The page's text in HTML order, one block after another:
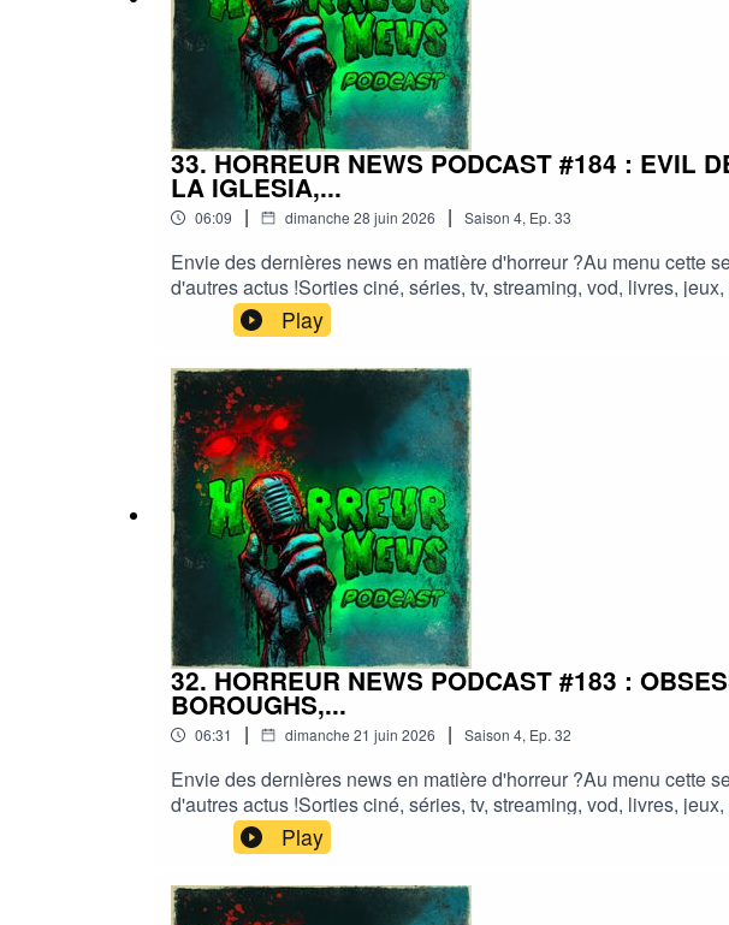
33. HORREUR NEWS PODCAST #184 : EVIL
LA IGLESIA,...
06:09 | dimanche 28 juin 2026 | Saison 4, Ep. 33
Envie des dernières news en matière d'horreur ?Au menu cette
d'autres actus !Sorties ciné, séries, tv, streaming, vod, livres,
news podcastMe soutenir via Tipeee : https://fr.tipeee.com/
#podcast #streaming #horreurfrance #film #horreur
Play
32. HORREUR NEWS PODCAST #183 :
BOROUGHS,...
06:31 | dimanche 21 juin 2026 | Saison 4, Ep. 32
Envie des dernières news en matière d'horreur ?Au menu cette
d'autres actus !Sorties ciné, séries, tv, streaming, vod, livres,
news podcastMe soutenir via Tipeee : https://fr.tipeee.com/
#podcast #streaming #horreurfrance #film #horreur
Play